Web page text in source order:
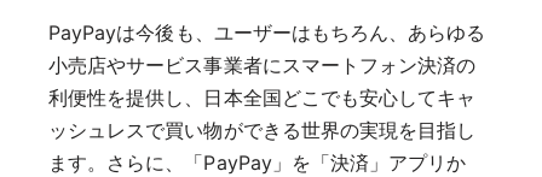
PayPayは今後も、ユーザーはもちろん、あらゆる
小売店やサービス事業者にスマートフォン決済の
利便性を提供し、日本全国どこでも安心してキャ
ッシュレスで買い物ができる世界の実現を目指し
ます。さらに、「PayPay」を「決済」アプリか